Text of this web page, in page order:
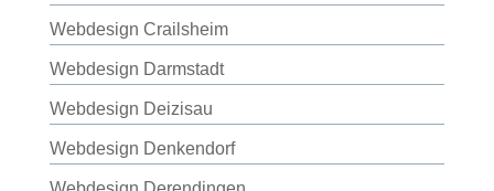
Webdesign Crailsheim
Webdesign Darmstadt
Webdesign Deizisau
Webdesign Denkendorf